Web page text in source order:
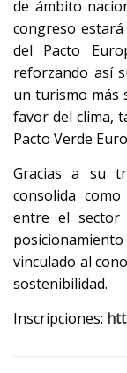
de ámbito
congreso
del Pacto
reforzando así
un turismo más
favor del clima,
Pacto Verde
Gracias a su
consolida
entre el sector
vinculado al
sostenibilidad.
Inscripciones: